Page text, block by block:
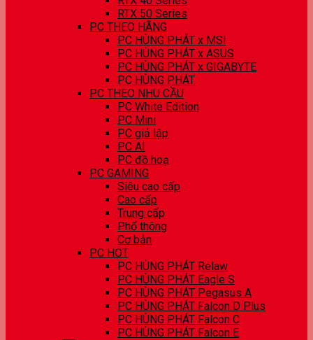
RTX 50 Series
PC THEO HÃNG
PC HÙNG PHÁT x MSI
PC HÙNG PHÁT x ASUS
PC HÙNG PHÁT x GIGABYTE
PC HÙNG PHÁT
PC THEO NHU CẦU
PC White Edition
PC Mini
PC giả lập
PC AI
PC đồ hoạ
PC GAMING
Siêu cao cấp
Cao cấp
Trung cấp
Phổ thông
Cơ bản
PC HOT
PC HÙNG PHÁT Relaw
PC HÙNG PHÁT Eagle S
PC HÙNG PHÁT Pegasus A
PC HÙNG PHÁT Falcon D Plus
PC HÙNG PHÁT Falcon C
PC HÙNG PHÁT Falcon E